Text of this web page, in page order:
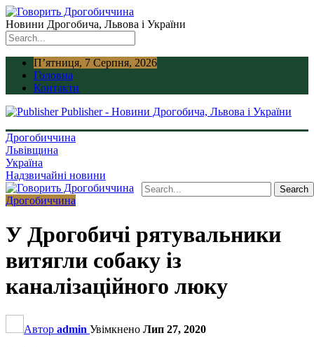
Новини Дрогобича, Львова і України
П’ятниця, 7 Серпня, 2026
Головна
Контакти
Publisher - Новини Дрогобича, Львова і України
Дрогобиччина
Львівщина
Україна
Надзвичайні новини
Дрогобиччина
У Дрогобичі рятувальники
витягли собаку із
каналізаційного люку
Автор admin Увімкнено Лип 27, 2020